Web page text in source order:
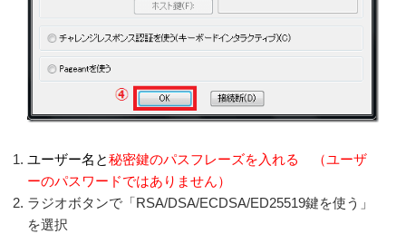
ユーザー名と秘密鍵のパスフレーズを入れる （ユーザ
ーのパスワードではありません）
ラジオボタンで「RSA/DSA/ECDSA/ED25519鍵を使う」
を選択